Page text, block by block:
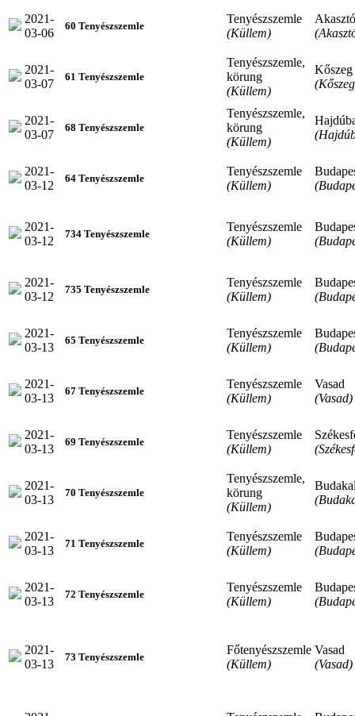
2021-
03-06
60 Tenyészszemle
Tenyészszemle
(Küllem)
Akasztó
2021-
03-07
61 Tenyészszemle
Tenyészszemle,
körung
(Küllem)
Kőszeg
2021-
03-07
68 Tenyészszemle
Tenyészszemle,
körung
(Küllem)
2021-
03-12
64 Tenyészszemle
Tenyészszemle
(Küllem)
2021-
03-12
734 Tenyészszemle
Tenyészszemle
(Küllem)
2021-
03-12
735 Tenyészszemle
Tenyészszemle
(Küllem)
2021-
03-13
65 Tenyészszemle
Tenyészszemle
(Küllem)
2021-
03-13
67 Tenyészszemle
Tenyészszemle
(Küllem)
Vasad
(Vasad)
2021-
03-13
69 Tenyészszemle
Tenyészszemle
(Küllem)
2021-
03-13
70 Tenyészszemle
Tenyészszemle,
körung
(Küllem)
2021-
03-13
71 Tenyészszemle
Tenyészszemle
(Küllem)
2021-
03-13
72 Tenyészszemle
Tenyészszemle
(Küllem)
2021-
03-13
73 Tenyészszemle
Főtenyészszemle
(Küllem)
Vasad
(Vasad)